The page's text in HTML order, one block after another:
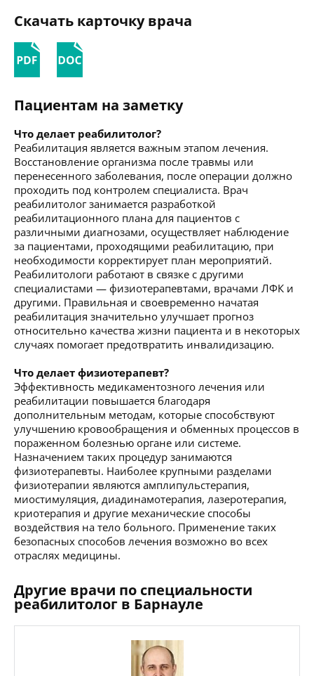
Скачать карточку врача
Пациентам на заметку
Что делает реабилитолог?
Реабилитация является важным этапом лечения.
Восстановление организма после травмы или
перенесенного заболевания, после операции должно
проходить под контролем специалиста. Врач
реабилитолог занимается разработкой
реабилитационного плана для пациентов с
различными диагнозами, осуществляет наблюдение
за пациентами, проходящими реабилитацию, при
необходимости корректирует план мероприятий.
Реабилитологи работают в связке с другими
специалистами — физиотерапевтами, врачами ЛФК и
другими. Правильная и своевременно начатая
реабилитация значительно улучшает прогноз
относительно качества жизни пациента и в некоторых
случаях помогает предотвратить инвалидизацию.
Что делает физиотерапевт?
Эффективность медикаментозного лечения или
реабилитации повышается благодаря
дополнительным методам, которые способствуют
улучшению кровообращения и обменных процессов в
пораженном болезнью органе или системе.
Назначением таких процедур занимаются
физиотерапевты. Наиболее крупными разделами
физиотерапии являются амплипульстерапия,
миостимуляция, диадинамотерапия, лазеротерапия,
криотерапия и другие механические способы
воздействия на тело больного. Применение таких
безопасных способов лечения возможно во всех
отраслях медицины.
Другие врачи по специальности
реабилитолог в Барнауле